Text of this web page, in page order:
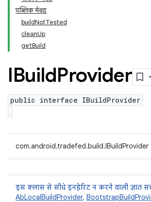
पब्लिक मेथड
buildNotTested
cleanUp
getBuild
IBuildProvider
public interface IBuildProvider
com.android.tradefed.build.IBuildProvider
इस क्लास से सीधे इनहेरिट न करने वाली ज्ञात
AbLocalBuildProvider,